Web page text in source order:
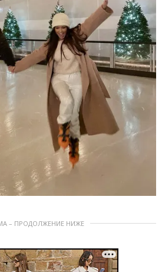
– ПРОДОЛЖЕНИЕ НИЖЕ